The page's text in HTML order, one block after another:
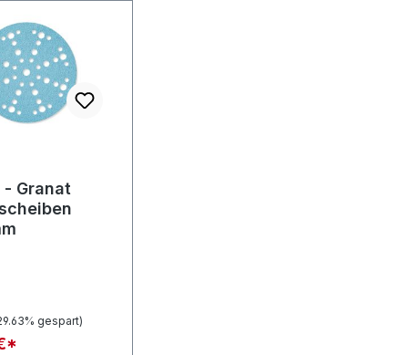
- Granat
gespart)